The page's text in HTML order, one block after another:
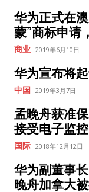
华为正式在
蒙”商标申请
商业 2019年6月10日
华为宣布将
中国 2019年3月7日
孟晚舟获准
接受电子监控
国际 2018年12月12日
华为副董事
晚舟加拿大